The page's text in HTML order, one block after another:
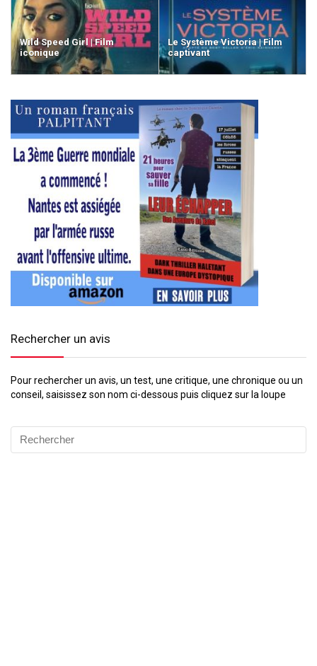
Wild Speed Girl | Film
iconique
Le Système Victoria | Film
captivant
Rechercher un avis
Pour rechercher un avis, un test, une critique, une chronique ou un
conseil, saisissez son nom ci-dessous puis cliquez sur la loupe